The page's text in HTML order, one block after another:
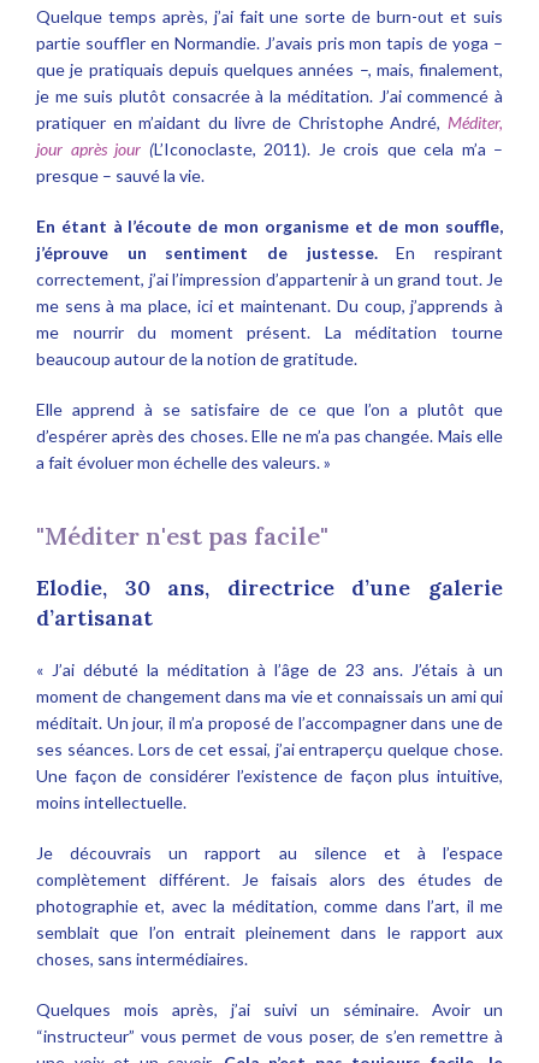
Quelque temps après, j’ai fait une sorte de burn-out et suis
partie souffler en Normandie. J’avais pris mon tapis de yoga –
que je pratiquais depuis quelques années –, mais, finalement,
je me suis plutôt consacrée à la méditation. J’ai commencé à
pratiquer en m’aidant du livre de Christophe André, Méditer,
jour après jour (L’Iconoclaste, 2011). Je crois que cela m’a –
presque – sauvé la vie.
En étant à l’écoute de mon organisme et de mon souffle,
j’éprouve un sentiment de justesse.En respirant
correctement, j’ai l’impression d’appartenir à un grand tout. Je
me sens à ma place, ici et maintenant. Du coup, j’apprends à
me nourrir du moment présent. La méditation tourne
beaucoup autour de la notion de gratitude.
Elle apprend à se satisfaire de ce que l’on a plutôt que
d’espérer après des choses. Elle ne m’a pas changée. Mais elle
a fait évoluer mon échelle des valeurs. »
"Méditer n'est pas facile"
Elodie, 30 ans, directrice d’une galerie
d’artisanat
« J’ai débuté la méditation à l’âge de 23 ans. J’étais à un
moment de changement dans ma vie et connaissais un ami qui
méditait. Un jour, il m’a proposé de l’accompagner dans une de
ses séances. Lors de cet essai, j’ai entraperçu quelque chose.
Une façon de considérer l’existence de façon plus intuitive,
moins intellectuelle.
Je découvrais un rapport au silence et à l’espace
complètement différent. Je faisais alors des études de
photographie et, avec la méditation, comme dans l’art, il me
semblait que l’on entrait pleinement dans le rapport aux
choses, sans intermédiaires.
Quelques mois après, j’ai suivi un séminaire. Avoir un
“instructeur” vous permet de vous poser, de s’en remettre à